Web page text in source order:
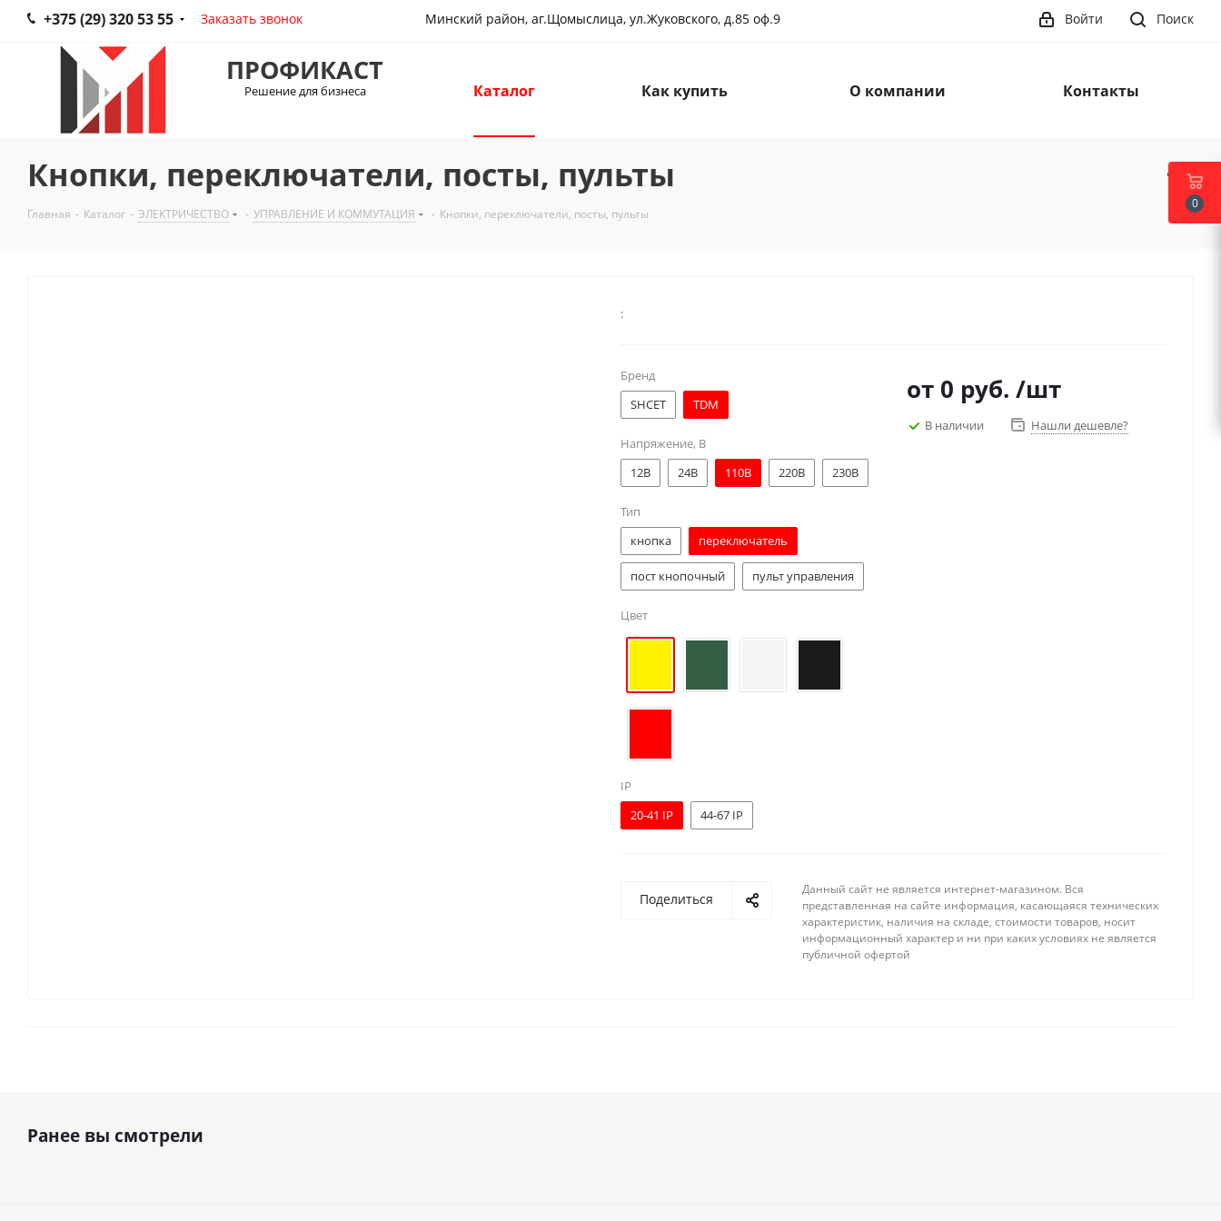
+375 (29) 320 53 55 Заказать звонок Минский район, аг.Щомыслица, ул.Жуковского, д.85 оф.9 Поиск
Войти
ПРОФИКАСТ
Решение для бизнеса Каталог Как купить О компании Контакты
Кнопки, переключатели, посты, пульты
Главная - Каталог - ЭЛЕКТРИЧЕСТВО - УПРАВЛЕНИЕ И КОММУТАЦИЯ - Кнопки, переключатели, посты, пульты
:
Бренд
SHCET
TDM
Напряжение, В
12В
24В 110В 220В 230В
Тип
кнопка
переключатель
пост кнопочный пульт управления
Цвет
IP
20-41 IP
44-67 IP
от 0 руб. /шт
В наличии Нашли дешевле?
Поделиться
Данный сайт не является интернет-магазином. Вся
представленная на сайте информация, касающаяся технических
характеристик, наличия на складе, стоимости товаров, носит
информационный характер и ни при каких условиях не является
публичной офертой
Ранее вы смотрели
0